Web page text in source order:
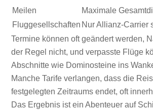
Meilen
Maximale
Fluggesellschaften Nur Allianz-Carrier
Termine können oft geändert werden,
der Regel nicht, und verpasste Flüge
Abschnitte wie Dominosteine ins
Manche Tarife verlangen, dass die
festgelegten Zeitraums endet, oft
Das Ergebnis ist ein Abenteuer auf